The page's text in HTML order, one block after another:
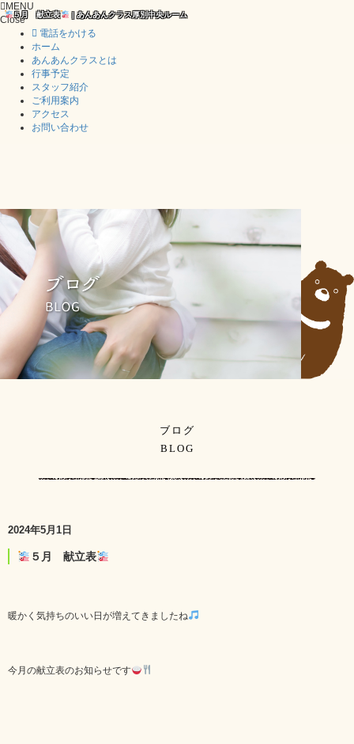
５月 献立表 | あんあんクラス厚別中央ルーム
MENU
Close
電話をかける
ホーム
あんあんクラスとは
行事予定
スタッフ紹介
ご利用案内
アクセス
お問い合わせ
ブログ
BLOG
2024年5月1日
５月 献立表
暖かく気持ちのいい日が増えてきましたね
今月の献立表のお知らせです